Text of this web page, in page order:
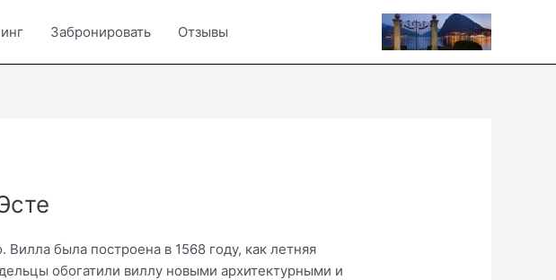
Забронировать Отзывы
была построена в 1568 году, как летняя
обогатили виллу новыми архитектурными и